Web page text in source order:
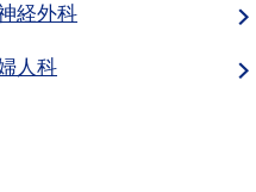
経外科
人科